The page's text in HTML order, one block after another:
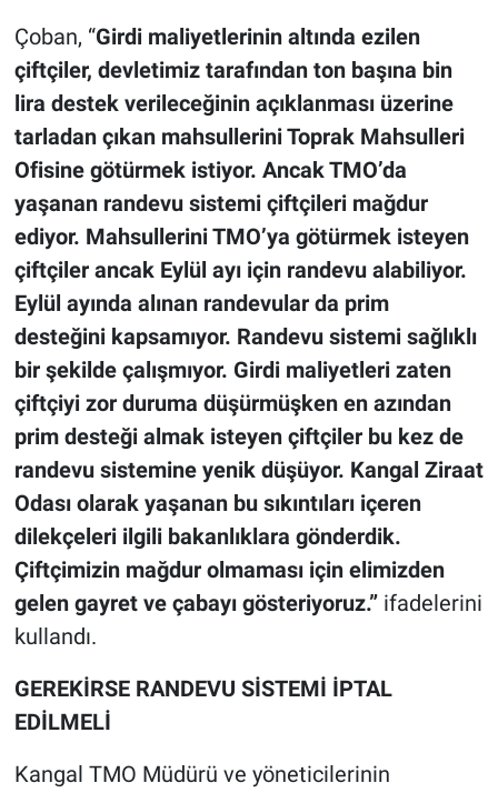
Çoban, “Girdi maliyetlerinin altında ezilen
çiftçiler, devletimiz tarafından ton başına bin
lira destek verileceğinin açıklanması üzerine
tarladan çıkan mahsullerini Toprak Mahsulleri
Ofisine götürmek istiyor. Ancak TMO’da
yaşanan randevu sistemi çiftçileri mağdur
ediyor. Mahsullerini TMO’ya götürmek isteyen
çiftçiler ancak Eylül ayı için randevu alabiliyor.
Eylül ayında alınan randevular da prim
desteğini kapsamıyor. Randevu sistemi sağlıklı
bir şekilde çalışmıyor. Girdi maliyetleri zaten
çiftçiyi zor duruma düşürmüşken en azından
prim desteği almak isteyen çiftçiler bu kez de
randevu sistemine yenik düşüyor. Kangal Ziraat
Odası olarak yaşanan bu sıkıntıları içeren
dilekçeleri ilgili bakanlıklara gönderdik.
Çiftçimizin mağdur olmaması için elimizden
gelen gayret ve çabayı gösteriyoruz.” ifadelerini
kullandı.
GEREKİRSE RANDEVU SİSTEMİ İPTAL
EDİLMELİ
Kangal TMO Müdürü ve yöneticilerinin